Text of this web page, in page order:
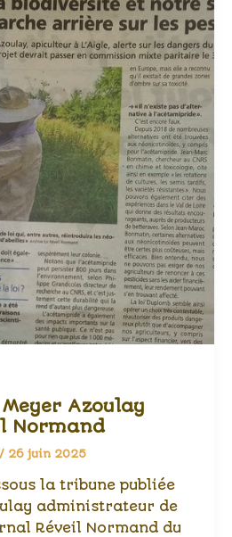
Azoulay
Normand
/ 26 juin 2025
la tribune publiée
administrateur de
Réveil Normand du